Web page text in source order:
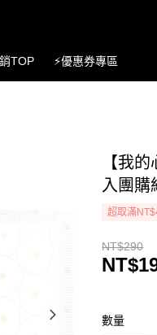
TOP ⚡優惠券專區
【我
入團購
超取滿
NT$290
數量